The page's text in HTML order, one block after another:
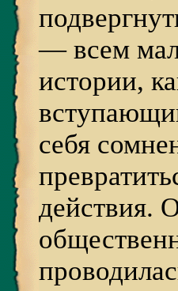
— всем
истории,
себя
действия.